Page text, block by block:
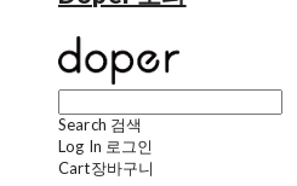
Search 검색
Log In 로그인
Cart장바구니